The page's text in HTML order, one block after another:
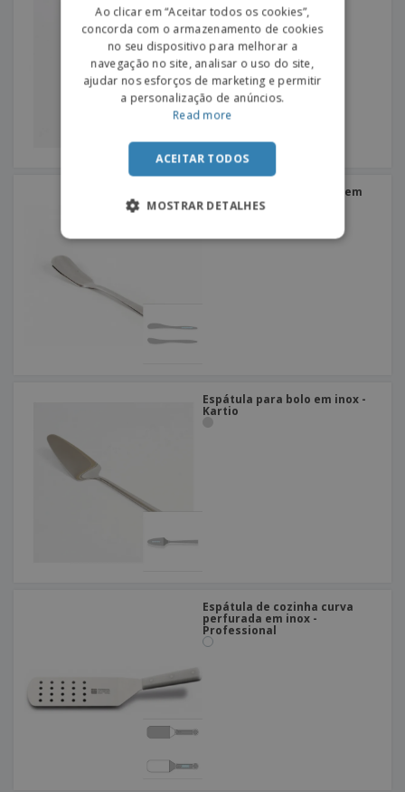
Espátula para manteiga em
inox - Altana
Espátula para bolo em inox -
Kartio
Espátula de cozinha curva
perfurada em inox -
Professional
SPANISH
Ao clicar em “Aceitar todos os cookies”,
concorda com o armazenamento de cookies
no seu dispositivo para melhorar a
navegação no site, analisar o uso do site,
ajudar nos esforços de marketing e permitir
a personalização de anúncios.
Read more
ACEITAR TODOS
MOSTRAR DETALHES